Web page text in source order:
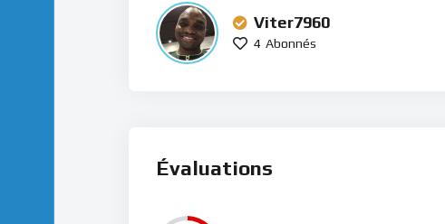
Viter7960
4 Abonnés
Évaluations